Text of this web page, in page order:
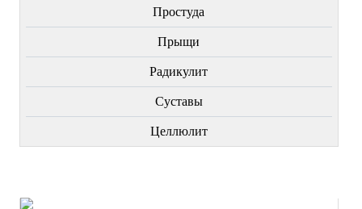
Простуда
Прыщи
Радикулит
Суставы
Целлюлит